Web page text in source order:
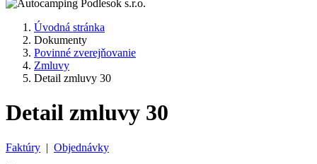
Úvodná stránka
Dokumenty
Povinné zverejňovanie
Zmluvy
Detail zmluvy 30
Detail zmluvy 30
Faktúry | Objednávky